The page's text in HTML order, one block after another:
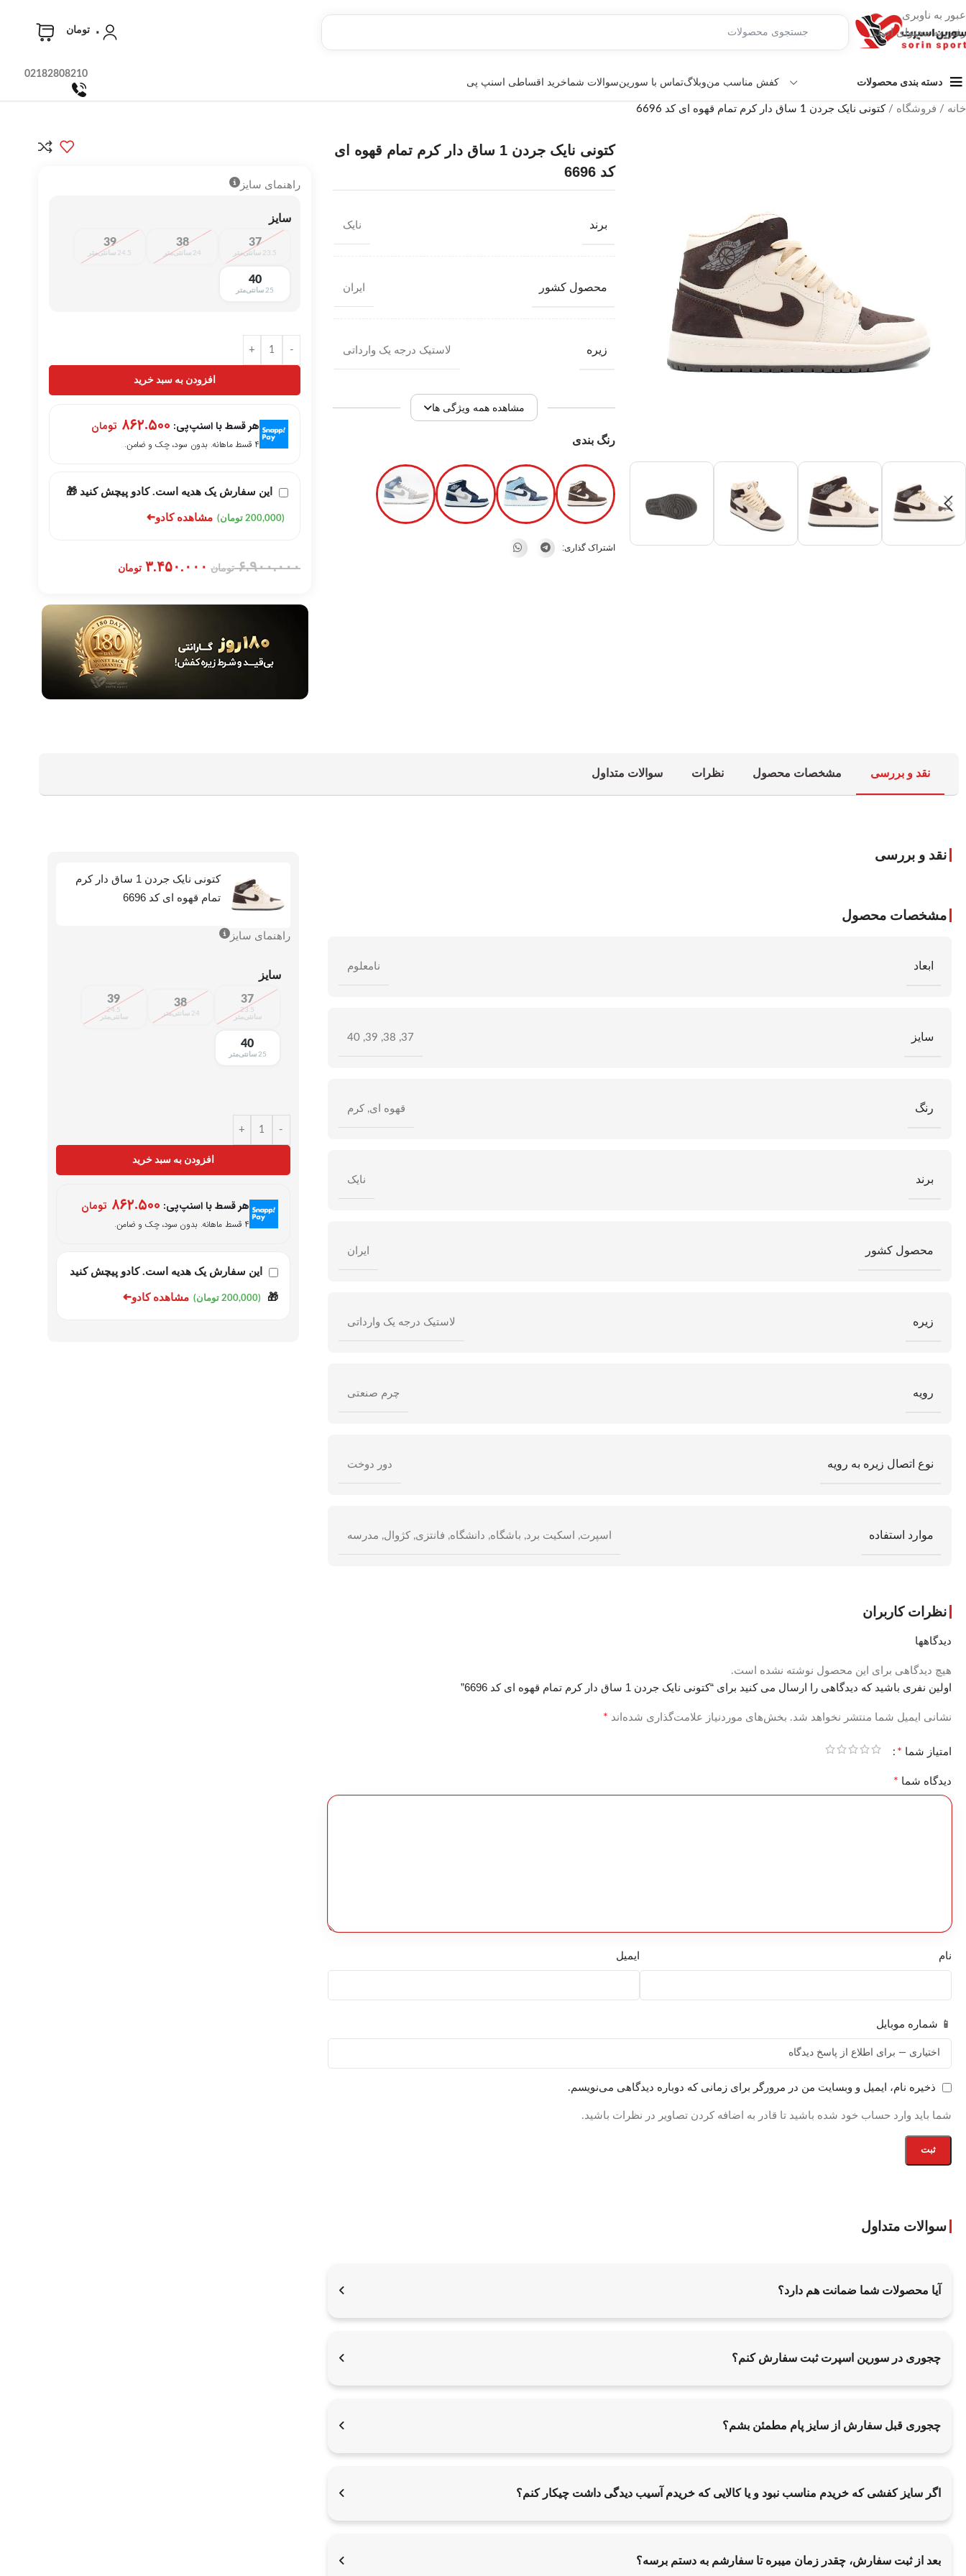
عبور به ناوبری
رفتن به محتوای اصلی
۰ تومان
دسته بندی محصولات کفش مناسب منوبلاگتماس با سورینسوالات شماخرید اقساطی اسنپ پی
02182808210
خانه / فروشگاه / کتونی نایک جردن 1 ساق دار کرم تمام قهوه ای کد 6696
کتونی نایک جردن 1 ساق دار کرم تمام قهوه ای
کد 6696
برند نایک
محصول کشور ایران
زیره لاستیک درجه یک وارداتی
مشاهده همه ویژگی ها
رنگ بندی
اشتراک گذاری:
راهنمای سایز
سایز
37
23.5 سانتی‌متر
38
24 سانتی‌متر
39
24.5 سانتی‌متر
40
25 سانتی‌متر
-
+
افزودن به سبد خرید
هر قسط با اسنپ‌پی: ۸۶۲.۵۰۰ تومان
۴ قسط ماهانه. بدون سود، چک و ضامن.
این سفارش یک هدیه است. کادو پیچش کنید 🎁
(200,000 تومان) مشاهده کادو➜
۶.۹۰۰.۰۰۰ تومان ۳.۴۵۰.۰۰۰ تومان
نقد و بررسی مشخصات محصول نظرات سوالات متداول
نقد و بررسی
مشخصات محصول
ابعاد نامعلوم
سایز 37
,
38
,
39
,
40
رنگ قهوه ای, کرم
برند نایک
محصول کشور ایران
زیره لاستیک درجه یک وارداتی
رویه چرم صنعتی
نوع اتصال زیره به رویه دور دوخت
موارد استفاده اسپرت, اسکیت برد , باشگاه, دانشگاه, فانتزی, کژوال, مدرسه
نظرات کاربران
دیدگاهها
هیچ دیدگاهی برای این محصول نوشته نشده است.
اولین نفری باشید که دیدگاهی را ارسال می کنید برای “کتونی نایک جردن 1 ساق دار کرم تمام قهوه ای کد 6696”
نشانی ایمیل شما منتشر نخواهد شد. بخش‌های موردنیاز علامت‌گذاری شده‌اند *
امتیاز شما *
دیدگاه شما *
نام ایمیل
📱 شماره موبایل
ذخیره نام، ایمیل و وبسایت من در مرورگر برای زمانی که دوباره دیدگاهی می‌نویسم.
شما باید وارد حساب خود شده باشید تا قادر به اضافه کردن تصاویر در نظرات باشید.
سوالات متداول
آیا محصولات شما ضمانت هم دارد؟
چجوری در سورین اسپرت ثبت سفارش کنم؟
چجوری قبل سفارش از سایز پام مطمئن بشم؟
اگر سایز کفشی که خریدم مناسب نبود و یا کالایی که خریدم آسیب دیدگی داشت چیکار کنم؟
بعد از ثبت سفارش، چقدر زمان میبره تا سفارشم به دستم برسه؟
کتونی نایک جردن 1 ساق دار کرم
تمام قهوه ای کد 6696
راهنمای سایز
سایز
37
23.5
سانتی‌متر
38
24 سانتی‌متر
39
24.5
سانتی‌متر
40
25 سانتی‌متر
-
+
افزودن به سبد خرید
هر قسط با اسنپ‌پی: ۸۶۲.۵۰۰ تومان
۴ قسط ماهانه. بدون سود، چک و ضامن.
این سفارش یک هدیه است. کادو پیچش کنید
🎁 (200,000 تومان) مشاهده کادو➜